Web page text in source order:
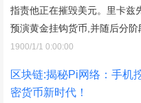
指责他正在摧毁美元。里卡兹
预演黄金挂钩货币,并随后分阶
1900/1/1 0:00:00
区块链:揭秘Pi网络：手机
密货币新时代！